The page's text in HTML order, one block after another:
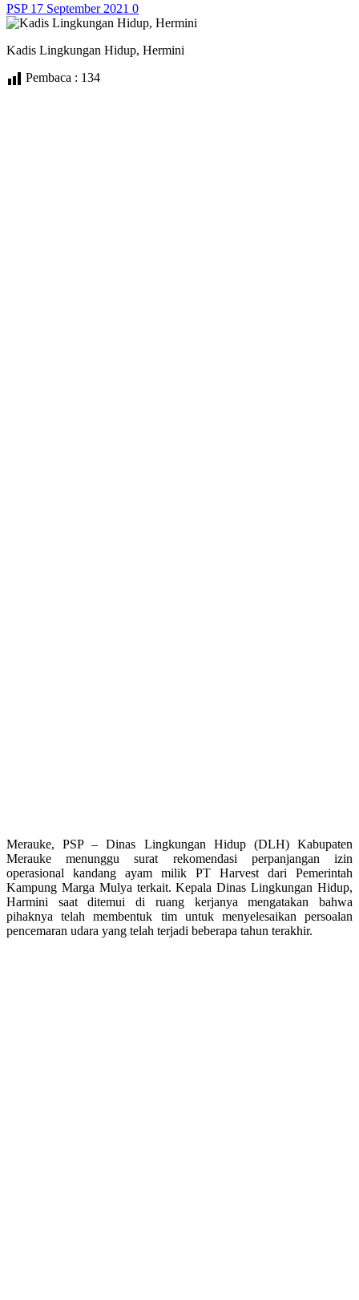
PSP 17 September 2021 0
Kadis Lingkungan Hidup, Hermini
Pembaca : 134
Merauke, PSP – Dinas Lingkungan Hidup (DLH) Kabupaten
Merauke menunggu surat rekomendasi perpanjangan izin
operasional kandang ayam milik PT Harvest dari Pemerintah
Kampung Marga Mulya terkait. Kepala Dinas Lingkungan Hidup,
Harmini saat ditemui di ruang kerjanya mengatakan bahwa
pihaknya telah membentuk tim untuk menyelesaikan persoalan
pencemaran udara yang telah terjadi beberapa tahun terakhir.